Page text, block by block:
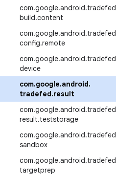
com.google.android.tradefed
build.content
com.google.android.tradefed
config.remote
com.google.android.tradefed
device
com.google.android.
tradefed.result
com.google.android.tradefed
result.teststorage
com.google.android.tradefed
sandbox
com.google.android.tradefed
targetprep
빌드